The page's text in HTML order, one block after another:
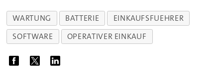
WARTUNG BATTERIE
EINKAUFSFUEHRER
SOFTWARE
OPERATIVER EINKAUF